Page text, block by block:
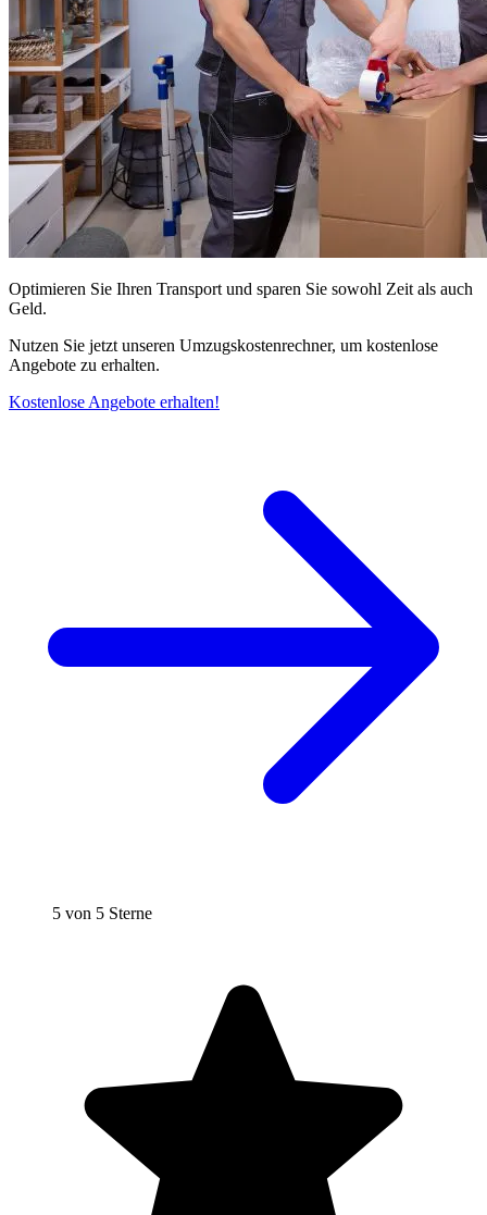
Optimieren Sie Ihren Transport und sparen Sie sowohl Zeit als auch
Geld.
Nutzen Sie jetzt unseren Umzugskostenrechner, um kostenlose
Angebote zu erhalten.
Kostenlose Angebote erhalten!
5 von 5 Sterne